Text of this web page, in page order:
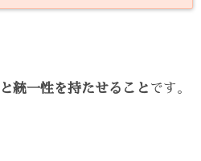
統一性を持たせること です。